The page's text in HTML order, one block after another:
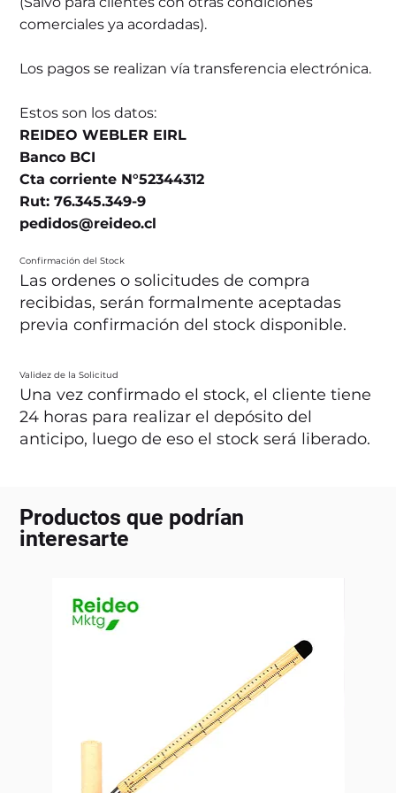
comerciales ya acordadas).
Los pagos se realizan vía transferencia electrónica.
Estos son los datos:
REIDEO WEBLER EIRL
Banco BCI
Cta corriente N°52344312
Rut: 76.345.349-9
pedidos@reideo.cl
Confirmación del Stock
Las ordenes o solicitudes de compra
recibidas, serán formalmente aceptadas
previa confirmación del stock disponible.
Validez de la Solicitud
Una vez confirmado el stock, el cliente tiene
24 horas para realizar el depósito del
anticipo, luego de eso el stock será liberado.
Productos que podrían
interesarte